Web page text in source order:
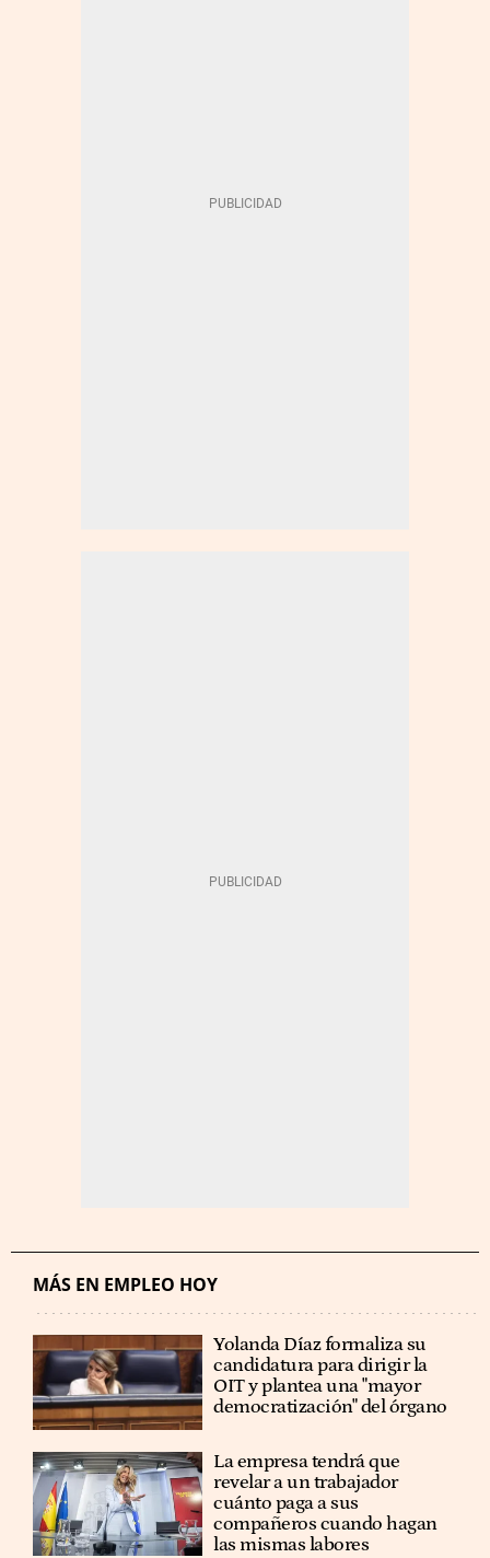
MÁS EN EMPLEO HOY
Yolanda Díaz formaliza su
candidatura para dirigir la
OIT y plantea una "mayor
democratización" del órgano
La empresa tendrá que
revelar a un trabajador
cuánto paga a sus
compañeros cuando hagan
las mismas labores